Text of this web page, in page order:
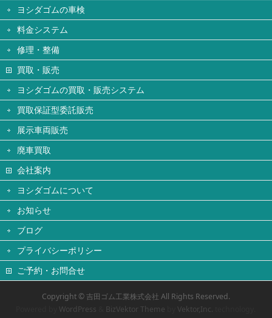
ヨシダゴムの車検
料金システム
修理・整備
買取・販売
ヨシダゴムの買取・販売システム
買取保証型委託販売
展示車両販売
廃車買取
会社案内
ヨシダゴムについて
お知らせ
ブログ
プライバシーポリシー
ご予約・お問合せ
Copyright ©吉田ゴム工業株式会社 All Rights Reserved.
WordPress BizVektor Theme byVektor,Inc.